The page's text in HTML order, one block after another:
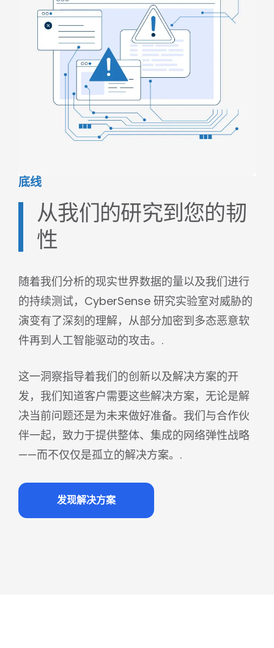
底线
从我们的研究到您的韧
性
随着我们分析的现实世界数据的量以及我们进行
的持续测试，CyberSense 研究实验室对威胁的
演变有了深刻的理解，从部分加密到多态恶意软
件再到人工智能驱动的攻击。.
这一洞察指导着我们的创新以及解决方案的开
发，我们知道客户需要这些解决方案，无论是解
决当前问题还是为未来做好准备。我们与合作伙
伴一起，致力于提供整体、集成的网络弹性战略
——而不仅仅是孤立的解决方案。.
发现解决方案